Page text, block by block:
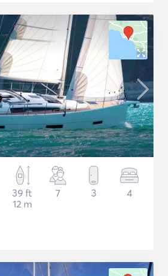
39 ft
12 m
7 3 4